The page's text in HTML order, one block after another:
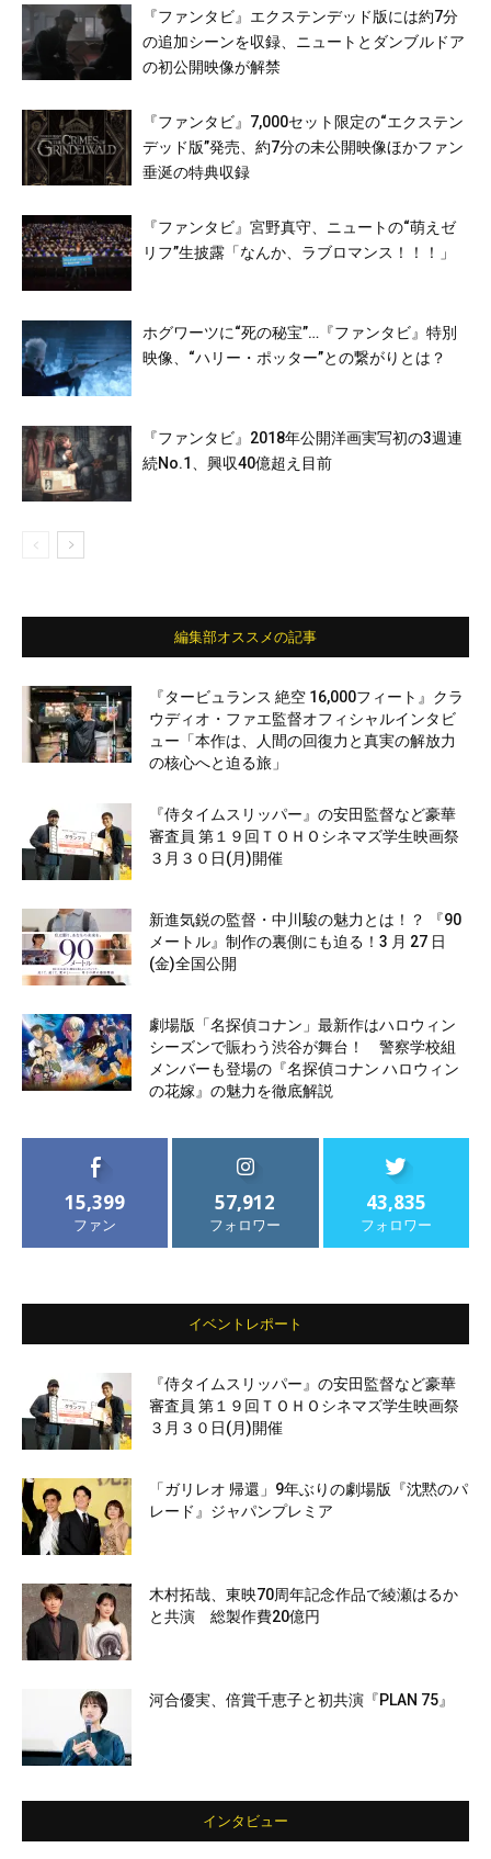
『ファンタビ』エクステンデッド版には約7分
の追加シーンを収録、ニュートとダンブルドア
の初公開映像が解禁
『ファンタビ』7,000セット限定の“エクステン
デッド版”発売、約7分の未公開映像ほかファン
垂涎の特典収録
『ファンタビ』宮野真守、ニュートの“萌えゼ
リフ”生披露「なんか、ラブロマンス！！！」
ホグワーツに“死の秘宝”…『ファンタビ』特別
映像、“ハリー・ポッター”との繋がりとは？
『ファンタビ』2018年公開洋画実写初の3週連
続No.1、興収40億超え目前
編集部オススメの記事
『タービュランス 絶空 16,000フィート』クラ
ウディオ・ファエ監督オフィシャルインタビ
ュー「本作は、人間の回復力と真実の解放力
の核心へと迫る旅」
『侍タイムスリッパー』の安田監督など豪華
審査員 第１９回ＴＯＨＯシネマズ学生映画祭
３月３０日(月)開催
新進気鋭の監督・中川駿の魅力とは！？ 『90
メートル』制作の裏側にも迫る！3 月 27 日
(金)全国公開
劇場版「名探偵コナン」最新作はハロウィン
シーズンで賑わう渋谷が舞台！ 警察学校組
メンバーも登場の『名探偵コナン ハロウィン
の花嫁』の魅力を徹底解説
15,399
ファン
57,912
フォロワー
43,835
フォロワー
イベントレポート
『侍タイムスリッパー』の安田監督など豪華
審査員 第１９回ＴＯＨＯシネマズ学生映画祭
３月３０日(月)開催
「ガリレオ 帰還」9年ぶりの劇場版『沈黙のパ
レード』ジャパンプレミア
木村拓哉、東映70周年記念作品で綾瀬はるか
と共演 総製作費20億円
河合優実、倍賞千恵子と初共演『PLAN 75』
インタビュー